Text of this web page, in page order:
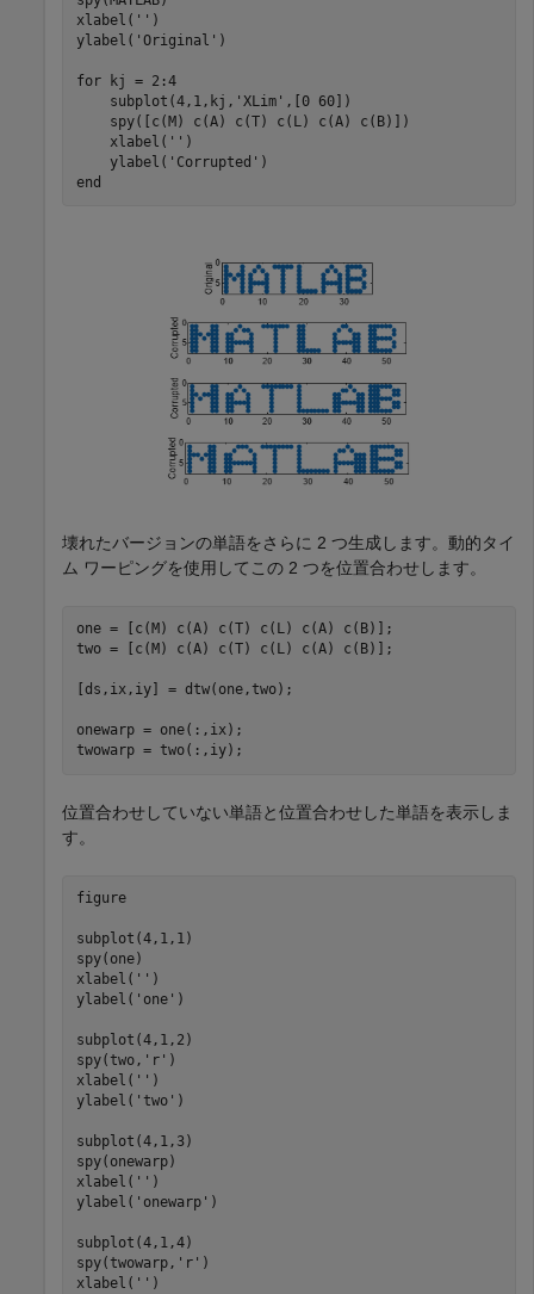
xlabel( '' )
ylabel( 'Original' )
for kj = 2:4
    subplot(4,1,kj,
'XLim' ,[0 60])
    spy([c(M) c(A) c(T) c(L) c(A) c(B)])
    xlabel(
'' )
    ylabel(
'Corrupted'
end
壊れたバージョンの単語をさらに 2 つ生成します。動的タイ
ム ワーピングを使用してこの 2 つを位置合わせします。
one = [c(M) c(A) c(T) c(L) c(A) c(B)];
two = [c(M) c(A) c(T) c(L) c(A) c(B)];
[ds,ix,iy] = dtw(one,two);
onewarp = one(:,ix);
twowarp = two(:,iy);
位置合わせしていない単語と位置合わせした単語を表示しま
す。
figure
subplot(4,1,1)
spy(one)
xlabel( '' )
ylabel( 'one' )
subplot(4,1,2)
spy(two, 'r' )
xlabel( '' )
ylabel( 'two' )
subplot(4,1,3)
spy(onewarp)
xlabel( '' )
ylabel( 'onewarp' )
subplot(4,1,4)
spy(twowarp, 'r' )
xlabel( '' )